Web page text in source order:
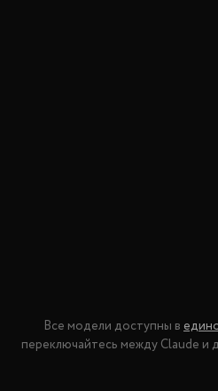
Все модели доступны в
переключайтесь между Claude и